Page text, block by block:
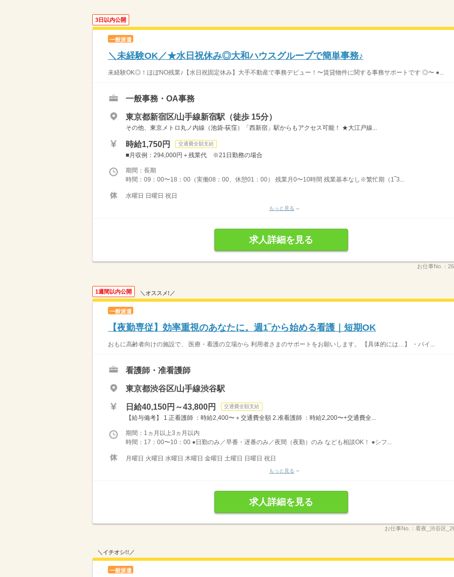
3日以内公開
一般派遣
＼未経験OK／★水日祝休み◎大和ハウスグループで簡単事務♪
未経験OK◎！ほぼNO残業♪【水日祝固定休み】大手不動産で事務デビュー！〜賃貸物件に関する事務サポートです ◎〜 ●...
一般事務・OA事務
東京都新宿区/山手線新宿駅（徒歩 15分）
その他、東京メトロ丸ノ内線（池袋‐荻窪）「西新宿」駅からもアクセス可能！ ★大江戸線...
時給1,750円 交通費全額支給
■月収例：294,000円＋残業代 ※21日勤務の場合
期間：長期
時間：09：00〜18：00（実働08：00、休憩01：00） 残業月0〜10時間 残業基本なし※繁忙期（1‾3...
水曜日 日曜日 祝日
もっと見る
求人詳細を見る
お仕事No.：
1週間以内公開 ＼オススメ!／
一般派遣
【夜勤専従】効率重視のあなたに。週1‾から始める看護｜短期OK
おもに高齢者向けの施設で、 医療・看護の立場から 利用者さまのサポートをお願いします。 【具体的には…】 ・バイ...
看護師・准看護師
東京都渋谷区/山手線渋谷駅
日給40,150円～43,800円 交通費全額支給
【給与備考】 1.正看護師 ：時給2,400〜＋交通費全額 2.准看護師 ：時給2,200〜+交通費全...
期間：1ヵ月以上3ヵ月以内
時間：17：00〜10：00 ●日勤のみ／早番・遅番のみ／夜間（夜勤）のみ なども相談OK！ ●シフ...
月曜日 火曜日 水曜日 木曜日 金曜日 土曜日 日曜日 祝日
もっと見る
求人詳細を見る
お仕事No.： 看夜_渋谷区
＼イチオシ!!／
一般派遣